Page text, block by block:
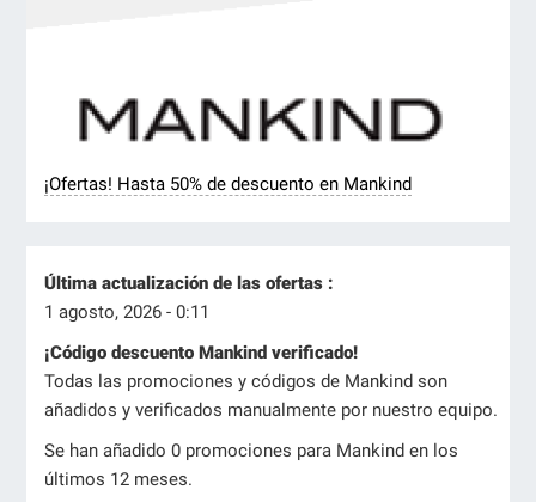
¡Ofertas! Hasta 50% de descuento en Mankind
Última actualización de las ofertas :
1 agosto, 2026 - 0:11
¡Código descuento Mankind verificado!
Todas las promociones y códigos de Mankind son
añadidos y verificados manualmente por nuestro equipo.
Se han añadido 0 promociones para Mankind en los
últimos 12 meses.